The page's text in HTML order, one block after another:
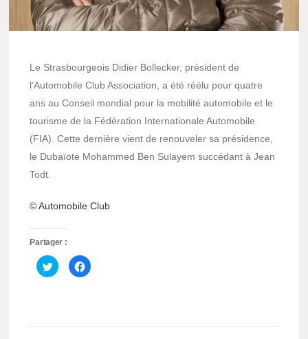
Le Strasbourgeois Didier Bollecker, président de
l’Automobile Club Association, a été réélu pour quatre
ans au Conseil mondial pour la mobilité automobile et le
tourisme de la Fédération Internationale Automobile
(FIA). Cette dernière vient de renouveler sa présidence,
le Dubaïote Mohammed Ben Sulayem succédant à Jean
Todt.
© Automobile Club
Partager :
Cliquez
pour
partager
Cliquez
pour